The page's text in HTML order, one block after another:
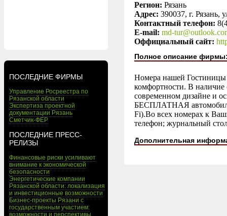
ПОСЛЕДНИЕ ФИРМЫ
Управление Росреестра по
Рязанской области
Экспертиза проектной
документации Рязань
Сметчик-ФЕР
ПОСЛЕДНИЕ ПРЕСС-
РЕЛИЗЫ
Финансовые риски усиливают
внимание к экономической
безопасности
Энергетические компании
Рязанской области: локализация
и инвестиционные возможности
Бизнес-проекты Рязани с
государственным участием:
возможности и перспективы
Регион: Рязань
Адрес: 390037, г. Рязань,
Контактный телефон:
E-mail: md-
Оффициальный сайт:
Полное описание
Номера нашей Гостиницы
комфортности. В
современном дизайне и
БЕСПЛАТНАЯ
Fi).Во всех номерах к
телефон; журнальный
Дополнительная